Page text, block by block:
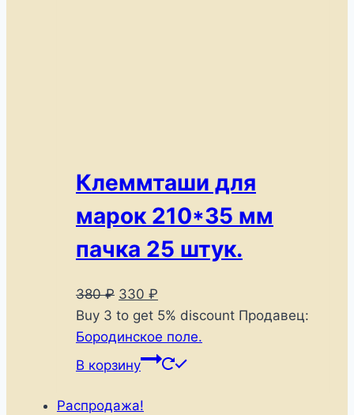
Клеммташи для
марок 210*35 мм
пачка 25 штук.
380₽ Первоначальная
цена
составляла
380 ₽.
330 ₽
цена:
330 ₽.
Buy 3 to get 5% discount Продавец:
Бородинское поле.
В корзину
Распродажа!